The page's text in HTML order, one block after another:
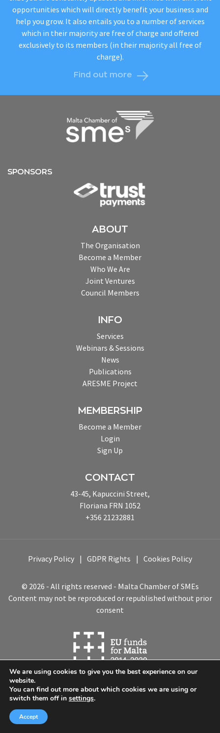
opportunities which will directly benefit your business and
help you grow. It also entails you to a number of services
which in their majority are free of charge and offered
exclusively to its members (in their majority all free of
charge).
Find out more
SPONSORS
ABOUT
The Organisation
Become a Member
Who We Are
Joint Ventures
Council Members
INFO
Services
Webinars & Sessions
News
Publications
ARESME Project
MEMBERSHIP
Become a Member
Login
Sign Up
CONTACT
43-45, Kapuccini Street,
Floriana FRN 1052
+356 21232881
© 2026 - All rights reserved - Malta Chamber of SMEs
Content may not be reproduced or republished without prior
consent
Privacy Policy GDPR Rights Cookies Policy
We are using cookies to give you the best experience on our
website.
You can find out more about which cookies we are using or
switch them off in settings.
Accept